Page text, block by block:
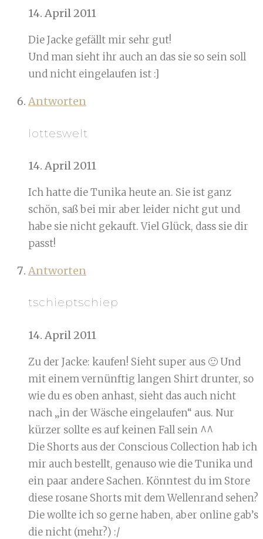
14. April 2011
Die Jacke gefällt mir sehr gut!
Und man sieht ihr auch an das sie so sein soll
und nicht eingelaufen ist :]
Antworten
lotteswelt
14. April 2011
Ich hatte die Tunika heute an. Sie ist ganz
schön, saß bei mir aber leider nicht gut und
habe sie nicht gekauft. Viel Glück, dass sie dir
passt!
Antworten
tschieptschiep
14. April 2011
Zu der Jacke: kaufen! Sieht super aus 🙂 Und
mit einem vernünftig langen Shirt drunter, so
wie du es oben anhast, sieht das auch nicht
nach „in der Wäsche eingelaufen“ aus. Nur
kürzer sollte es auf keinen Fall sein ^^
Die Shorts aus der Conscious Collection hab ich
mir auch bestellt, genauso wie die Tunika und
ein paar andere Sachen. Könntest du im Store
diese rosane Shorts mit dem Wellenrand sehen?
Die wollte ich so gerne haben, aber online gab’s
die nicht (mehr?) :/